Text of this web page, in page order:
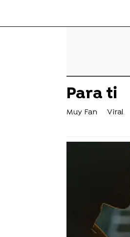
Para ti
Muy Fan Viral